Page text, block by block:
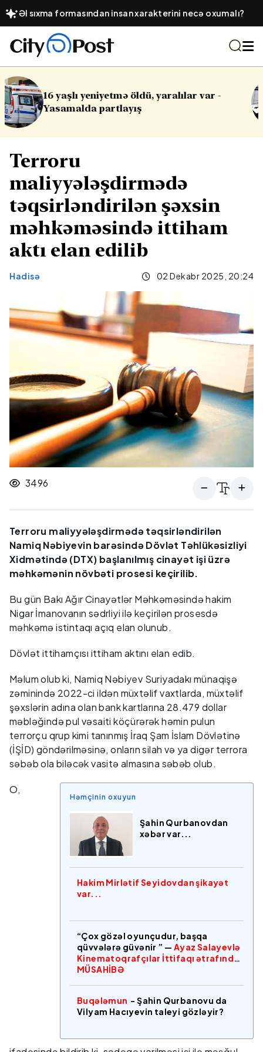
Əl sıxma formasından insan xarakterini necə oxumalı?
var -
Cinayət işləri ilə bağlı vacib
Terroru
maliyyələşdirmədə
təqsirləndirilən şəxsin
məhkəməsində ittiham
aktı elan edilib
Hadisə 02 Dekabr 2025, 20:24
3496
Terroru maliyyələşdirmədə təqsirləndirilən
Namiq Nəbiyevin barəsində Dövlət Təhlükəsizliyi
Xidmətində (DTX) başlanılmış cinayət işi üzrə
məhkəmənin növbəti prosesi keçirilib.
Bu gün Bakı Ağır Cinayətlər Məhkəməsində hakim
Nigar İmanovanın sədrliyi ilə keçirilən prosesdə
məhkəmə istintaqı açıq elan olunub.
Dövlət ittihamçısı ittiham aktını elan edib.
Məlum olub ki, Namiq Nəbiyev Suriyadakı münaqişə
zəminində 2022-ci ildən müxtəlif vaxtlarda, müxtəlif
şəxslərin adına olan bank kartlarına 28.479 dollar
məbləğində pul vəsaiti köçürərək həmin pulun
terrorçu qrup kimi tanınmış İraq Şam İslam Dövlətinə
(İŞİD) göndərilməsinə, onların silah və ya digər terrora
səbəb ola biləcək vasitə almasına səbəb olub.
Həmçinin oxuyun
Şahin Qurbanovdan
xəbər var...
Hakim Mirlətif Seyidovdan şikayət
var...
“Çox gözəl oyunçudur, başqa
qüvvələrə güvənir ” — Ayaz Salayevlə
Kinematoqrafçılar İttifaqı ətrafında
MÜSAHİBƏ
Buqələmun - Şahin Qurbanovu da
Vilyam Hacıyevin taleyi gözləyir?
O,